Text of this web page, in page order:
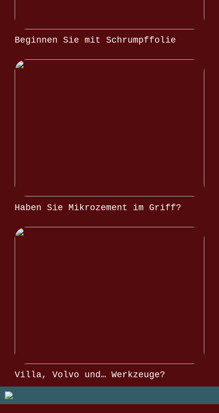
Beginnen Sie mit Schrumpffolie
Haben Sie Mikrozement im Griff?
Villa, Volvo und… Werkzeuge?